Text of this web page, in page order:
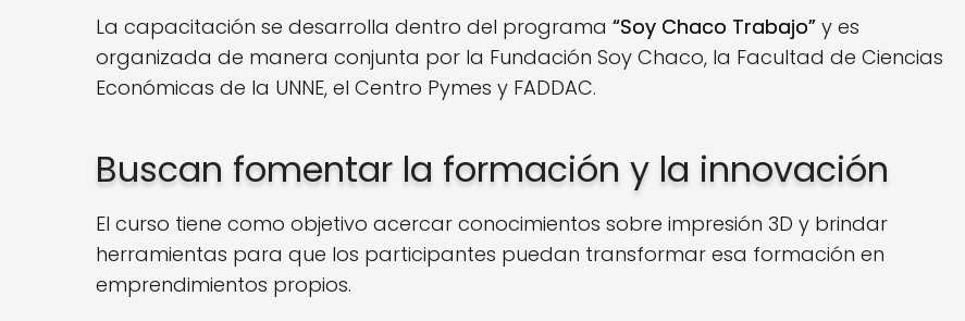
La capacitación se desarrolla dentro del programa “Soy Chaco Trabajo” y es
organizada de manera conjunta por la Fundación Soy Chaco, la Facultad de Ciencias
Económicas de la UNNE, el Centro Pymes y FADDAC.
Buscan fomentar la formación y la innovación
El curso tiene como objetivo acercar conocimientos sobre impresión 3D y brindar
herramientas para que los participantes puedan transformar esa formación en
emprendimientos propios.